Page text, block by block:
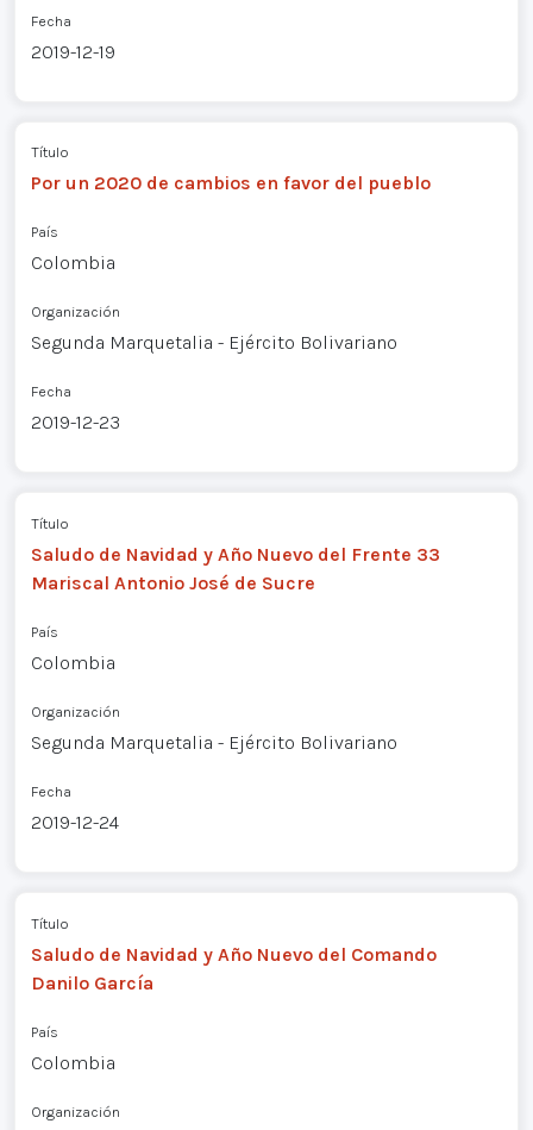
Fecha
2019-12-19
Título
Por un 2020 de cambios en favor del pueblo
País
Colombia
Organización
Segunda Marquetalia - Ejército Bolivariano
Fecha
2019-12-23
Título
Saludo de Navidad y Año Nuevo del Frente 33
Mariscal Antonio José de Sucre
País
Colombia
Organización
Segunda Marquetalia - Ejército Bolivariano
Fecha
2019-12-24
Título
Saludo de Navidad y Año Nuevo del Comando
Danilo García
País
Colombia
Organización